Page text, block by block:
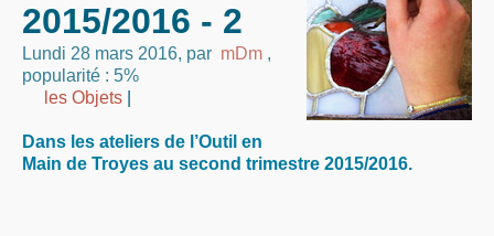
les Evénements
les Réalisations
Agenda
Contact
2015/2016 - 2
Lundi 28 mars 2016, par mDm ,
popularité : 5%
les Objets
Dans les ateliers de l’Outil en
Main de Troyes au second trimestre 2015/2016.